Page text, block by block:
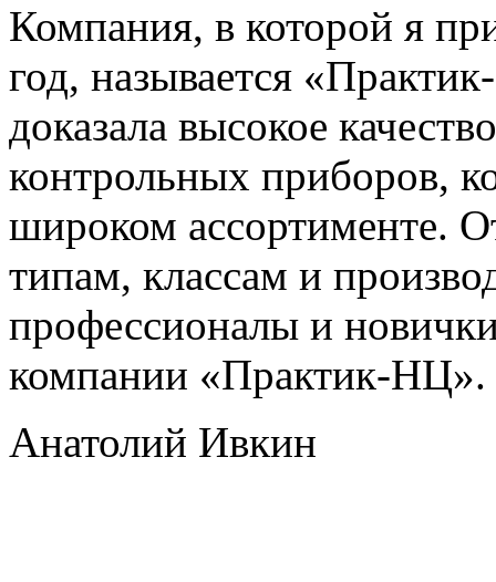
Компания, в которой я
год, называется
доказала высокое
контрольных приборов,
широком ассортименте.
типам, классам и
профессионалы и
компании «Практик-НЦ».
Анатолий Ивкин